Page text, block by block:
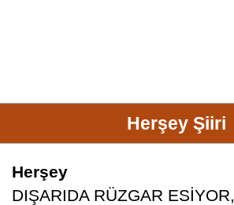
Herşey Şiiri
Herşey
DIŞARIDA RÜZGAR ESİYOR,